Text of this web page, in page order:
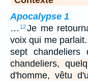
Apocalypse 1
… 12Je me
voix qui me
sept chandeliers
chandeliers,
d'homme, vêtu